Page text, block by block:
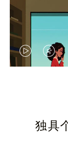
视
停，
视
音
独具